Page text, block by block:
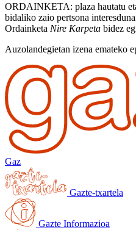
ORDAINKETA: plaza hautatu
bidaliko zaio pertsona
Ordainketa Nire Karpeta bidez
Auzolandegietan izena emateko
Gaz
Gazte-txartela
Gazte Informazioa